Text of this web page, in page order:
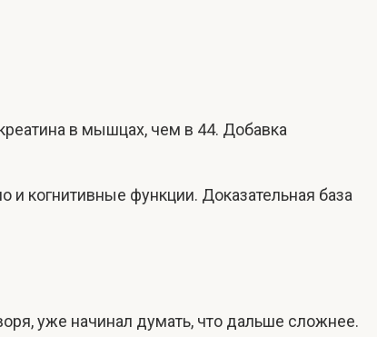
в мышцах, чем в 44. Добавка
когнитивные функции. Доказательная база
уже начинал думать, что дальше сложнее.